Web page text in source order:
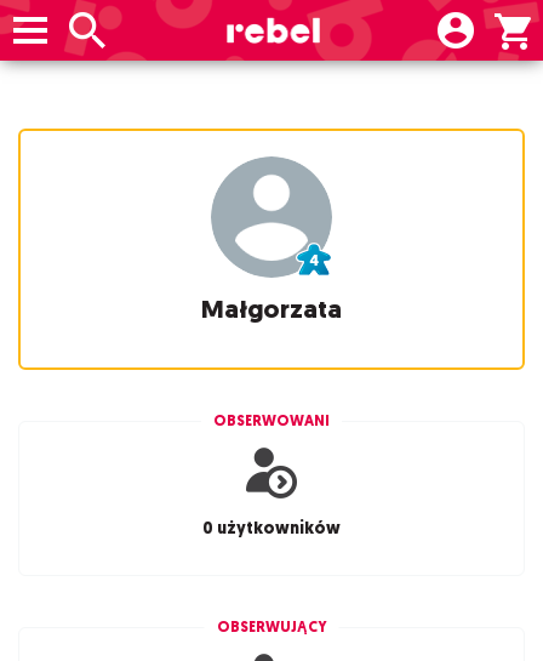
Małgorzata
OBSERWOWANI
0 użytkowników
OBSERWUJĄCY